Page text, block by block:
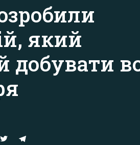
який
добувати